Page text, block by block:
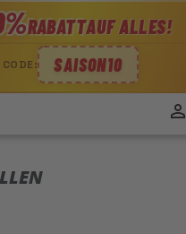
RABATTAUF ALLES!
CODE: SAISON10
Direkt
person_outline